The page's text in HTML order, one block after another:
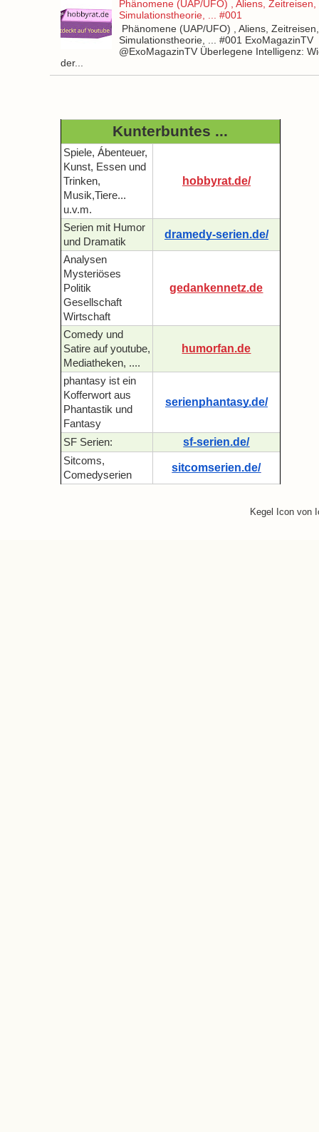
Phänomene (UAP/UFO) , Aliens, Zeitreisen,
Simulationstheorie, ... #001
Phänomene (UAP/UFO) , Aliens, Zeitreisen,
Simulationstheorie, ... #001 ExoMagazinTV
@ExoMagazinTV Überlegene Intelligenz:
der...
Kunterbuntes ...
Spiele, Ábenteuer,
Kunst, Essen und
Trinken,
Musik,Tiere...
u.v.m.
hobbyrat.de/
Serien mit Humor
und Dramatik
dramedy-serien.de/
Analysen
Mysteriöses
Politik
Gesellschaft
Wirtschaft
gedankennetz.de
Comedy und
Satire auf youtube,
Mediatheken, ....
humorfan.de
phantasy ist ein
Kofferwort aus
Phantastik und
Fantasy
serienphantasy.de/
SF Serien: sf-serien.de/
Sitcoms,
Comedyserien
sitcomserien.de/
Kegel Icon von